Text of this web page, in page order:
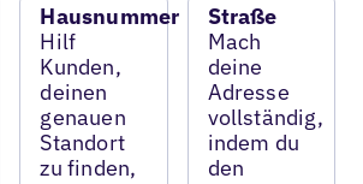
Hausnummer
Hilf
Kunden,
deinen
genauen
Standort
zu finden,
Straße
Mach
deine
Adresse
vollständig,
indem du
den